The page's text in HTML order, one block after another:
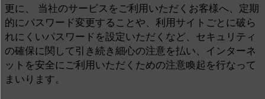
更に、 当社のサービスをご利用いただくお客様へ、定期
的にパスワード変更することや、利用サイトごとに破ら
れにくいパスワードを設定いただくなど、セキュリティ
の確保に関して引き続き細心の注意を払い、インターネ
ットを安全にご利用いただくための注意喚起を行なって
まいります。